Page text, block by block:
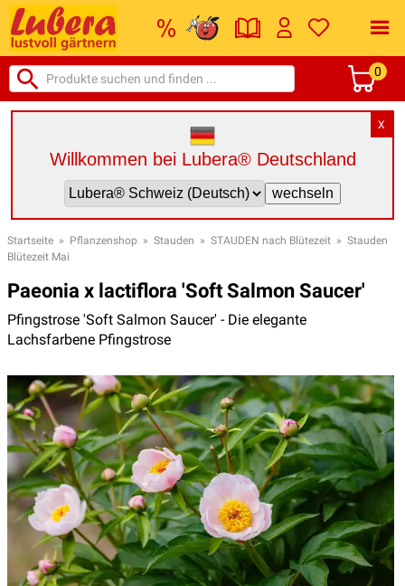
0
X
Willkommen bei Lubera® Deutschland
Startseite » Pflanzenshop » Stauden » STAUDEN nach Blütezeit » Stauden
Blütezeit Mai
Paeonia x lactiflora 'Soft Salmon Saucer'
Pfingstrose 'Soft Salmon Saucer' - Die elegante
Lachsfarbene Pfingstrose